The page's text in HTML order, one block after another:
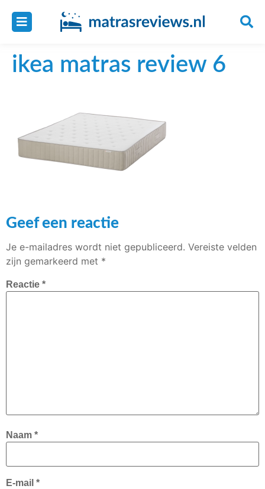
ikea matras review 6
Geef een reactie
Je e-mailadres wordt niet gepubliceerd. Vereiste velden
zijn gemarkeerd met *
Reactie *
Naam *
E-mail *